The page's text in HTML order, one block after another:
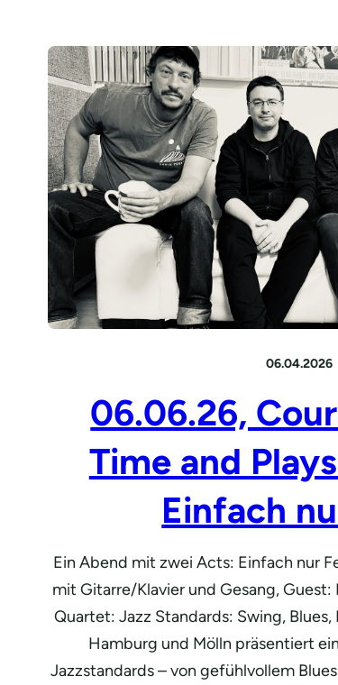
06.04.2026
06.06.26,
Time and
Einfach
Ein Abend mit zwei Acts: Einfach nur
mit Gitarre/Klavier und Gesang, Guest:
Quartet: Jazz Standards: Swing, Blues,
Hamburg und Mölln präsentiert
Jazzstandards – von gefühlvollem